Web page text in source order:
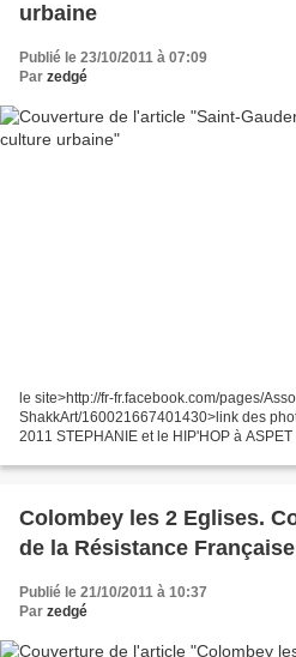
urbaine
Publié le 23/10/2011 à 07:09
Par zedgé
le site>http://fr-fr.facebook.com/pages/
ShakkArt/160021667401430>link des
2011 STEPHANIE et le HIP'HOP à
ETIENNE ILENGOU...
Colombey les 2 Eglises.
de la Résistance Française
Publié le 21/10/2011 à 10:37
Par zedgé